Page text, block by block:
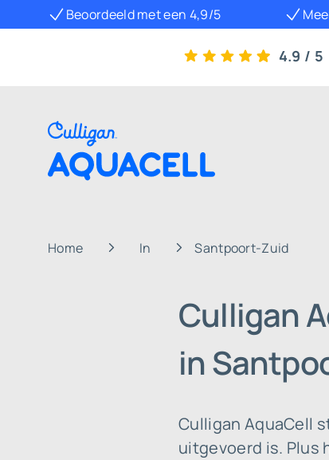
Beoordeeld met een 4,9/5
4.9 / 5
Home In Santpoort-Zuid
Culligan
in
Culligan AquaCell
uitgevoerd is. Plus